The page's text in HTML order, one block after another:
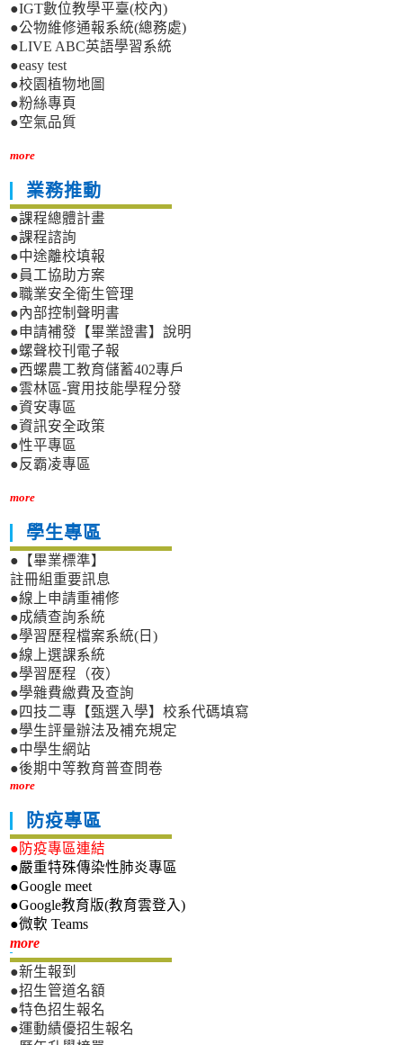
●IGT數位教學平臺(校內)
●公物維修通報系統(總務處)
●LIVE ABC英語學習系統
●easy test
●校園植物地圖
●粉絲專頁
●空氣品質
more
業務推動
●課程總體計畫
●課程諮詢
●中途離校填報
●員工協助方案
●職業安全衛生管理
●內部控制聲明書
●申請補發【畢業證書】說明
●螺聲校刊電子報
●西螺農工教育儲蓄402專戶
●雲林區-實用技能學程分發
●資安專區
●資訊安全政策
●性平專區
●反霸凌專區
more
學生專區
●【畢業標準】
註冊組重要訊息
●線上申請重補修
●成績查詢系統
●學習歷程檔案系統(日)
●線上選課系統
●學習歷程（夜）
●學雜費繳費及查詢
●四技二專【甄選入學】校系代碼填寫
●學生評量辦法及補充規定
●中學生網站
●後期中等教育普查問卷
more
防疫專區
●防疫專區連結
●嚴重特殊傳染性肺炎專區
●Google meet
●Google教育版(教育雲登入)
●微軟 Teams
more新生專區
●新生報到
●招生管道名額
●特色招生報名
●運動績優招生報名